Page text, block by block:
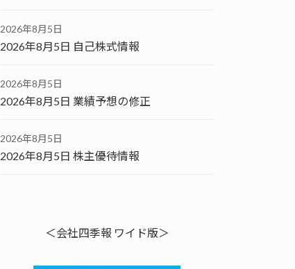
2026年8月5日
2026年8月5日 自己株式情報
2026年8月5日
2026年8月5日 業績予想の修正
2026年8月5日
2026年8月5日 株主優待情報
＜会社四季報 ワイド版＞